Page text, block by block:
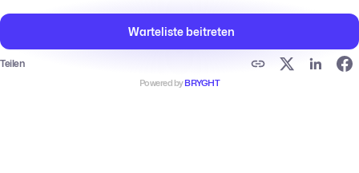
Warteliste beitreten
Teilen
Powered byBRYGHT